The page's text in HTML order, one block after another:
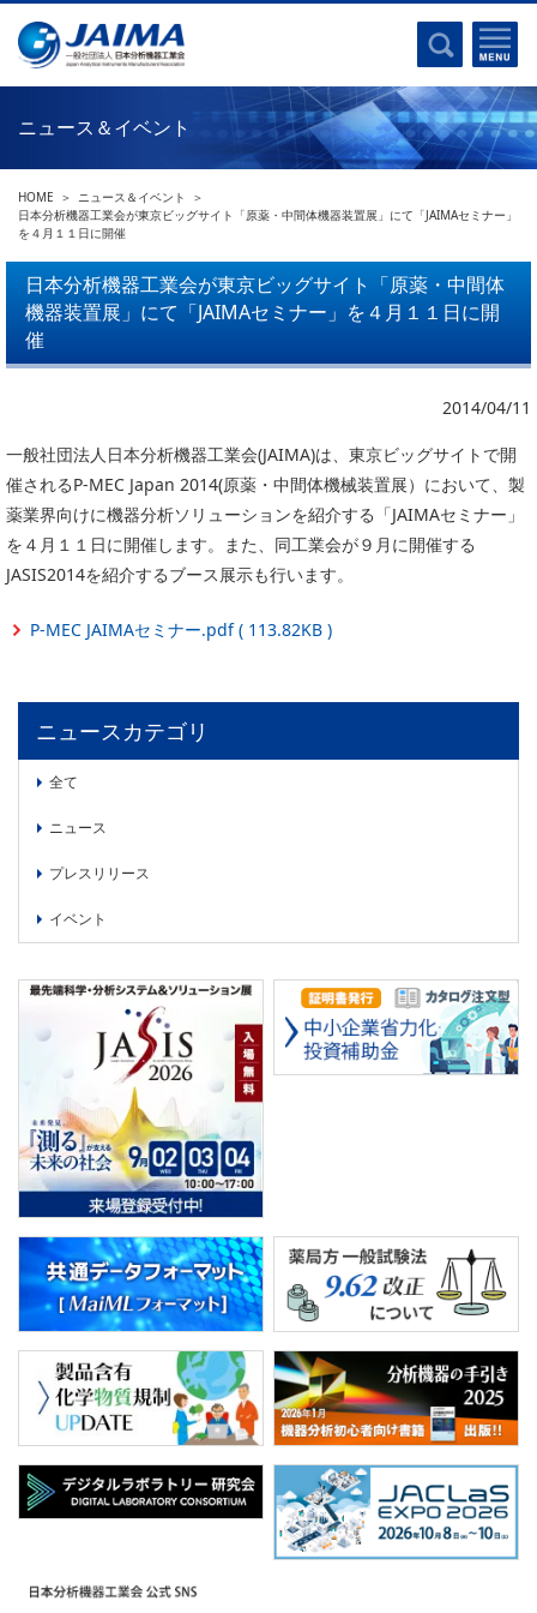
事業計画書
沿革
関連リンク
主な活動
分析機器・科学機器遺産認定
海外交流事業
製品含有化学物質規制 UPDATE
統計
刊行物のご案内
委員会活動
協力企業との適正取引の推進
分析用X線検査装置他PCB廃棄物処理について
会員リスト
入会のご案内
プレスリリース
PICK UP CONTENTS
はじめに
電磁波(光)
クロマトグラフ
質量分析
電子顕微鏡
熱分析
電気化学
磁気共鳴
電子線応用
機器分析が支える、豊かな暮らしと産業のフロンティア
総論・各種分析法
環境
食品
イメージング
X線・放射光
ニュース＆イベント
HOME
ニュース＆イベント
日本分析機器工業会が東京ビッグサイト「原薬・中間体機器装置展」にて「JAIMAセミナー」
を４月１１日に開催
日本分析機器工業会が東京ビッグサイト「原薬・中間体
機器装置展」にて「JAIMAセミナー」を４月１１日に開
催
2014/04/11
一般社団法人日本分析機器工業会(JAIMA)は、東京ビッグサイトで開
催されるP-MEC Japan 2014(原薬・中間体機械装置展）において、製
薬業界向けに機器分析ソリューションを紹介する「JAIMAセミナー」
を４月１１日に開催します。また、同工業会が９月に開催する
JASIS2014を紹介するブース展示も行います。
P-MEC JAIMAセミナー.pdf ( 113.82KB )
ニュースカテゴリ
全て
ニュース
プレスリリース
イベント